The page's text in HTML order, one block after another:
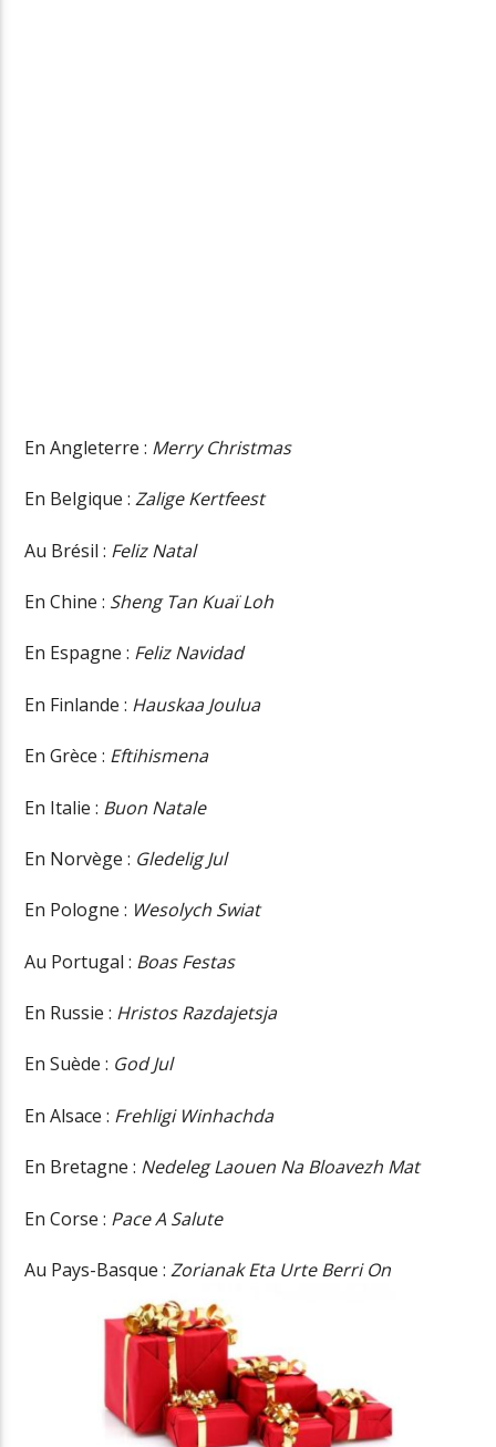
En Angleterre : Merry Christmas
En Belgique :Zalige Kertfeest
Au Brésil : Feliz Natal
En Chine : Sheng Tan Kuaï Loh
En Espagne : Feliz Navidad
En Finlande : Hauskaa Joulua
En Grèce : Eftihismena
En Italie : Buon Natale
En Norvège : Gledelig Jul
En Pologne : Wesolych Swiat
Au Portugal : Boas Festas
En Russie : Hristos Razdajetsja
En Suède : God Jul
En Alsace : Frehligi Winhachda
En Bretagne : Nedeleg Laouen Na Bloavezh Mat
En Corse : Pace A Salute
Au Pays-Basque :Zorianak Eta Urte Berri On